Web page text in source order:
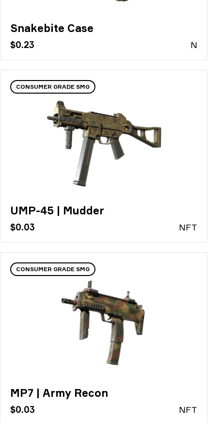
Snakebite Case
$0.23 N
CONSUMER GRADE SMG
UMP-45 | Mudder
$0.03 NFT
CONSUMER GRADE SMG
MP7 | Army Recon
$0.03 NFT